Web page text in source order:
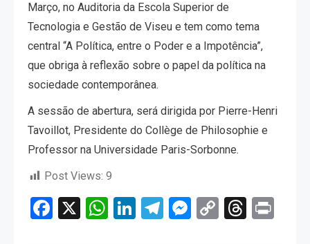
Março, no Auditoria da Escola Superior de
Tecnologia e Gestão de Viseu e tem como tema
central “A Política, entre o Poder e a Impotência”,
que obriga à reflexão sobre o papel da política na
sociedade contemporânea.
A sessão de abertura, será dirigida por Pierre-Henri
Tavoillot, Presidente do Collège de Philosophie e
Professor na Universidade Paris-Sorbonne.
Post Views: 9
Facebook
X WhatsApp
LinkedIn
Telegram
Messenger
Copy